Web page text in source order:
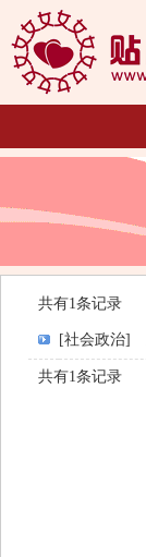
共有1条记录
[社会政治]
共有1条记录